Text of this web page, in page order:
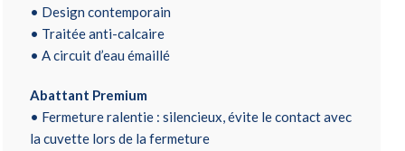
• Design contemporain
• Traitée anti-calcaire
• A circuit d’eau émaillé
Abattant Premium
• Fermeture ralentie : silencieux, évite le contact avec
la cuvette lors de la fermeture